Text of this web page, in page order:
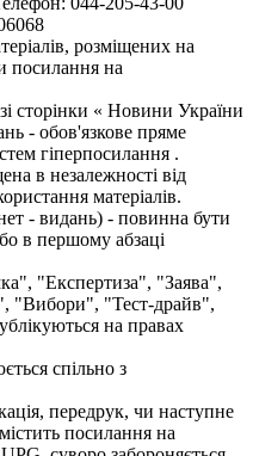
розміщених на
посилання на
сторінки « Новини України
- обов'язкове пряме
гіперпосилання .
в незалежності від
матеріалів.
- видань) - повинна бути
в першому абзаці
"Експертиза", "Заява",
"Вибори", "Тест-драйв",
на правах
спільно з
передрук, чи наступне
посилання на